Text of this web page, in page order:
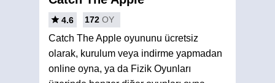
4.6 172 OY
Catch The Apple oyununu ücretsiz
olarak, kurulum veya indirme yapmadan
online oyna, ya da Fizik Oyunları